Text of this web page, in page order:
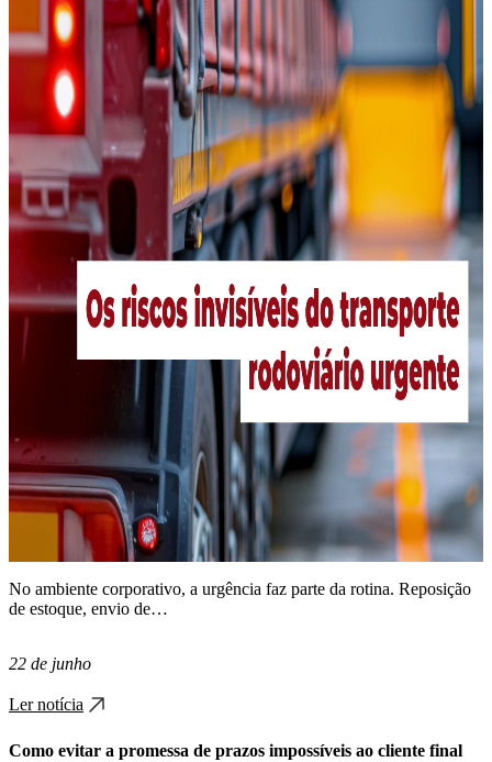
No ambiente corporativo, a urgência faz parte da rotina. Reposição
de estoque, envio de…
22 de junho
Ler notícia
Como evitar a promessa de prazos impossíveis ao cliente final